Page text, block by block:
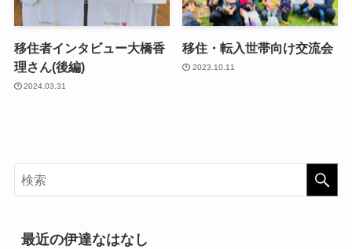
移住者インタビュー大橋香
理さん(後編)
2024.03.31
移住・転入世帯向け交流会
2023.10.11
最近の伊達なはなし